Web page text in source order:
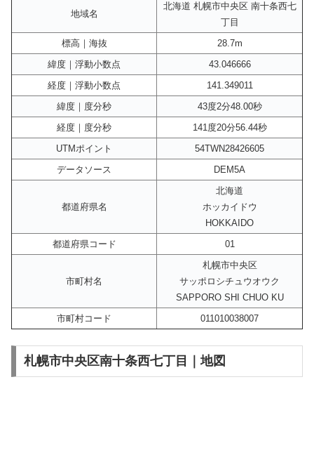
地域名
北海道 札幌市中央区 南十条西七
丁目
標高｜海抜
28.7m
緯度｜浮動小数点
43.046666
経度｜浮動小数点
141.349011
緯度｜度分秒
43度2分48.00秒
経度｜度分秒
141度20分56.44秒
UTMポイント
54TWN28426605
データソース
DEM5A
都道府県名
北海道
ホッカイドウ
HOKKAIDO
都道府県コード
01
市町村名
札幌市中央区
サッポロシチュウオウク
SAPPORO SHI CHUO KU
市町村コード
011010038007
札幌市中央区南十条西七丁目｜地図